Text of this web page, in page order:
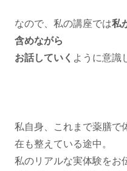
なので、私の講座では私
含めながら
お話していく ように意識
私自身、これまで薬膳で
在も整えている途中。
私のリアルな実体験をお